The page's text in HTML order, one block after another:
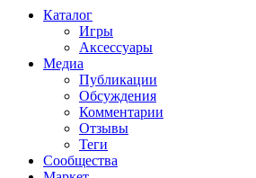
Каталог
Игры
Аксессуары
Медиа
Публикации
Обсуждения
Комментарии
Отзывы
Теги
Сообщества